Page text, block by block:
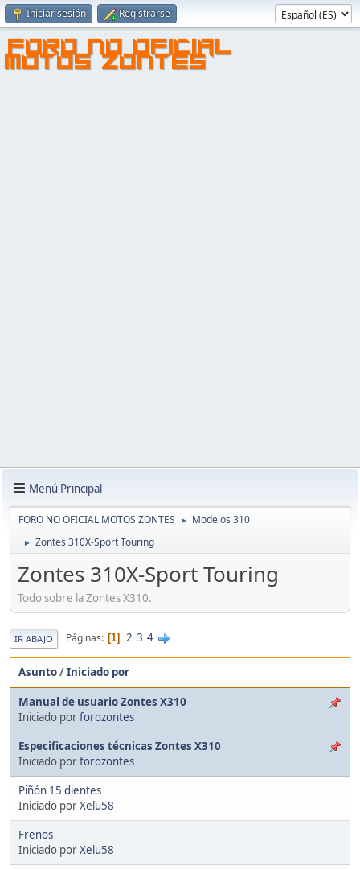
Iniciar sesión Registrarse
FORO NO OFICIAL
MOTOS ZONTES
Menú Principal
FORO NO OFICIAL MOTOS ZONTES ► Modelos 310
► Zontes 310X-Sport Touring
Zontes 310X-Sport Touring
Todo sobre la Zontes X310.
IR ABAJO Páginas 1 2 3 4
Asunto/Iniciado por
Manual de usuario Zontes X310
Iniciado porforozontes
Especificaciones técnicas Zontes X310
Iniciado porforozontes
Piñón 15 dientes
Iniciado porXelu58
Frenos
Iniciado porXelu58